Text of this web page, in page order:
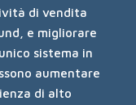
di vendita
e migliorare
sistema in
aumentare
di alto